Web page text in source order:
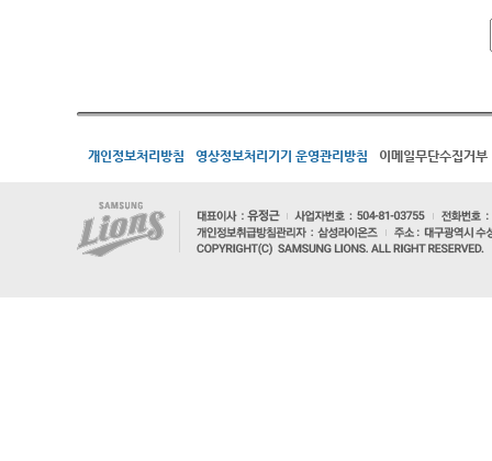
개인정보처리방침 영상정보처리기기 운영관리방침 이메일무단수집거부